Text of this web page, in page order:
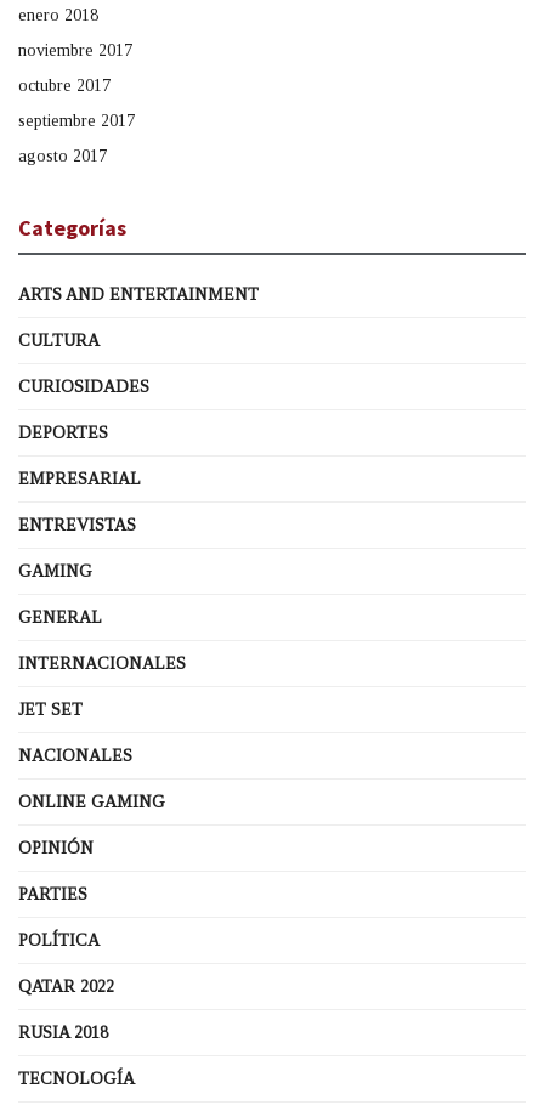
enero 2018
noviembre 2017
octubre 2017
septiembre 2017
agosto 2017
Categorías
ARTS AND ENTERTAINMENT
CULTURA
CURIOSIDADES
DEPORTES
EMPRESARIAL
ENTREVISTAS
GAMING
GENERAL
INTERNACIONALES
JET SET
NACIONALES
ONLINE GAMING
OPINIÓN
PARTIES
POLÍTICA
QATAR 2022
RUSIA 2018
TECNOLOGÍA